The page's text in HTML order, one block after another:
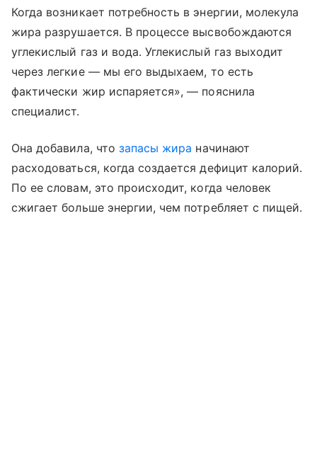
Когда возникает потребность в энергии, молекула
жира разрушается. В процессе высвобождаются
углекислый газ и вода. Углекислый газ выходит
через легкие — мы его выдыхаем, то есть
фактически жир испаряется», — пояснила
специалист.
Она добавила, что запасы жира начинают
расходоваться, когда создается дефицит калорий.
По ее словам, это происходит, когда человек
сжигает больше энергии, чем потребляет с пищей.